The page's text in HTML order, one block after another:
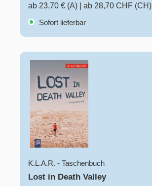
ab 23,70 € (A)
ab 28,70 CHF (CH)
Sofort lieferbar
Lost in Death Valley
K.L.A.R. - Taschenbuch
Lost in Death Valley